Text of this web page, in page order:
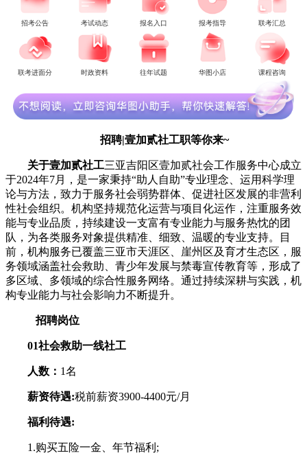
招考公告 考试动态 报名入口 报考指导 联考汇总
联考进面分 时政资料 往年试题 华图小店 课程咨询
招聘|壹加贰社工职等你来~
关于壹加贰社工三亚吉阳区壹加贰社会工作服务中心成立
于2024年7月，是一家秉持“助人自助”专业理念、运用科学理
论与方法，致力于服务社会弱势群体、促进社区发展的非营利
性社会组织。机构坚持规范化运营与项目化运作，注重服务效
能与专业品质，持续建设一支富有专业能力与服务热忱的团
队，为各类服务对象提供精准、细致、温暖的专业支持。目
前，机构服务已覆盖三亚市天涯区、崖州区及育才生态区，服
务领域涵盖社会救助、青少年发展与禁毒宣传教育等，形成了
多区域、多领域的综合性服务网络。通过持续深耕与实践，机
构专业能力与社会影响力不断提升。
招聘岗位
01社会救助一线社工
人数： 1名
薪资待遇:税前薪资3900-4400元/月
福利待遇:
1.购买五险一金、年节福利;